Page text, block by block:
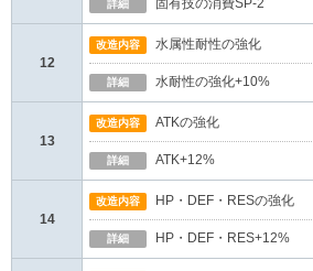
詳細 固有技の消費SP-2
12
改造内容 水属性耐性の強化
詳細 水耐性の強化+10%
13
改造内容 ATKの強化
詳細 ATK+12%
14
改造内容 HP・DEF・RESの強化
詳細 HP・DEF・RES+12%